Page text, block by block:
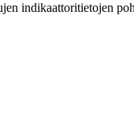
indikaattoritietojen